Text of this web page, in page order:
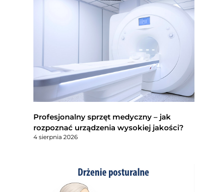
Profesjonalny sprzęt medyczny – jak
rozpoznać urządzenia wysokiej jakości?
4 sierpnia 2026